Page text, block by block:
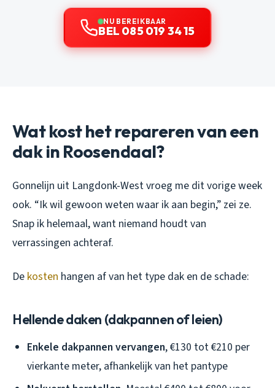
NU BEREIKBAAR
BEL 085 019 34 15
Wat kost het repareren van een
dak in Roosendaal?
Gonnelijn uit Langdonk-West vroeg me dit vorige week
ook. “Ik wil gewoon weten waar ik aan begin,” zei ze.
Snap ik helemaal, want niemand houdt van
verrassingen achteraf.
De kosten hangen af van het type dak en de schade:
Hellende daken (dakpannen of leien)
Enkele dakpannen vervangen, €130 tot €210 per
vierkante meter, afhankelijk van het pantype